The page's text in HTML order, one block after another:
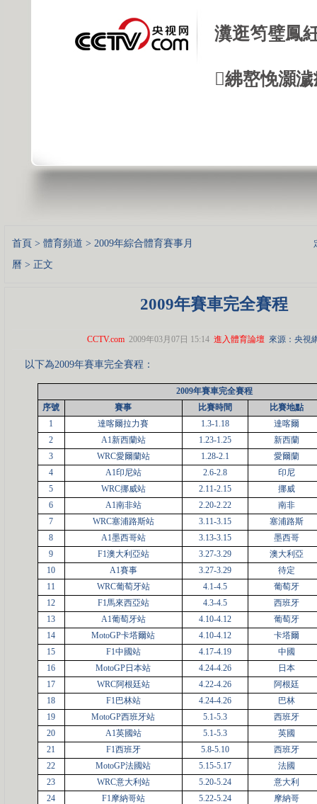
瀵逛笉璧鳳
紼嶅悗灝
首頁 > 體育頻道 > 2009年綜合體育賽事月
曆 > 正文
2009年賽車完全賽程
CCTV.com 2009年03月07日 15:14 進入體育論壇 來源：央視
以下為2009年賽車完全賽程：
2009年賽車完全賽程
序號
賽事 比賽時間
比賽地點
1
達喀爾拉力賽 1.3-1.18
達喀爾
2
A1新西蘭站 1.23-1.25
新西蘭
3
WRC愛爾蘭站 1.28-2.1
愛爾蘭
4
A1印尼站 2.6-2.8
印尼
5
WRC挪威站 2.11-2.15
挪威
6
A1南非站 2.20-2.22
南非
7
WRC塞浦路斯站 3.11-3.15
塞浦路斯
8
A1墨西哥站 3.13-3.15
墨西哥
9
F1澳大利亞站 3.27-3.29
澳大利亞
10
A1賽事 3.27-3.29
待定
11
WRC葡萄牙站 4.1-4.5
葡萄牙
12
F1馬來西亞站 4.3-4.5
西班牙
13
A1葡萄牙站 4.10-4.12
葡萄牙
14
MotoGP卡塔爾站 4.10-4.12
卡塔爾
15
F1中國站 4.17-4.19
中國
16
MotoGP日本站 4.24-4.26
日本
17
WRC阿根廷站 4.22-4.26
阿根廷
18
F1巴林站 4.24-4.26
巴林
19
MotoGP西班牙站 5.1-5.3
西班牙
20
A1英國站 5.1-5.3
英國
21
F1西班牙 5.8-5.10
西班牙
22
MotoGP法國站 5.15-5.17
法國
23
WRC意大利站 5.20-5.24
意大利
24
F1摩納哥站 5.22-5.24
摩納哥